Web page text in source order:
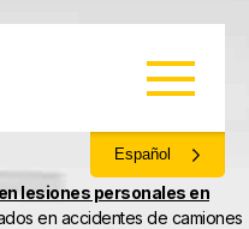
Español
lesiones personales en
en accidentes de camiones